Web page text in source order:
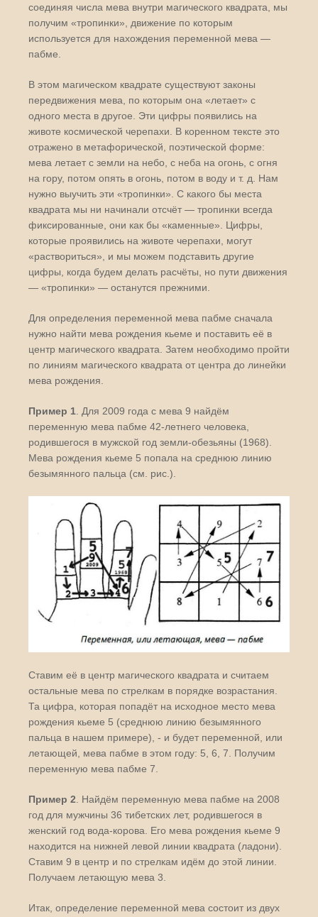
соединяя числа мева внутри магического квадрата, мы
получим «тропинки», движение по которым
используется для нахождения переменной мева —
пабме.
В этом магическом квадрате существуют законы
передвижения мева, по которым она «летает» с
одного места в другое. Эти цифры появились на
животе космической черепахи. В коренном тексте это
отражено в метафорической, поэтической форме:
мева летает с земли на небо, с неба на огонь, с огня
на гору, потом опять в огонь, потом в воду и т. д. Нам
нужно выучить эти «тропинки». С какого бы места
квадрата мы ни начинали отсчёт — тропинки всегда
фиксированные, они как бы «каменные». Цифры,
которые проявились на животе черепахи, могут
«раствориться», и мы можем подставить другие
цифры, когда будем делать расчёты, но пути движения
— «тропинки» — останутся прежними.
Для определения переменной мева пабме сначала
нужно найти мева рождения кьеме и поставить её в
центр магического квадрата. Затем необходимо пройти
по линиям магического квадрата от центра до линейки
мева рождения.
Пример 1 . Для 2009 года с мева 9 найдём
переменную мева пабме 42-летнего человека,
родившегося в мужской год земли-обезьяны (1968).
Мева рождения кьеме 5 попала на среднюю линию
безымянного пальца (см. рис.).
Ставим её в центр магического квадрата и считаем
остальные мева по стрелкам в порядке возрастания.
Та цифра, которая попадёт на исходное место мева
рождения кьеме 5 (среднюю линию безымянного
пальца в нашем примере), - и будет переменной, или
летающей, мева пабме в этом году: 5, 6, 7. Получим
переменную мева пабме 7.
Пример 2 . Найдём переменную мева пабме на 2008
год для мужчины 36 тибетских лет, родившегося в
женский год вода-корова. Его мева рождения кьеме 9
находится на нижней левой линии квадрата (ладони).
Ставим 9 в центр и по стрелкам идём до этой линии.
Получаем летающую мева 3.
Итак, определение переменной мева состоит из двух